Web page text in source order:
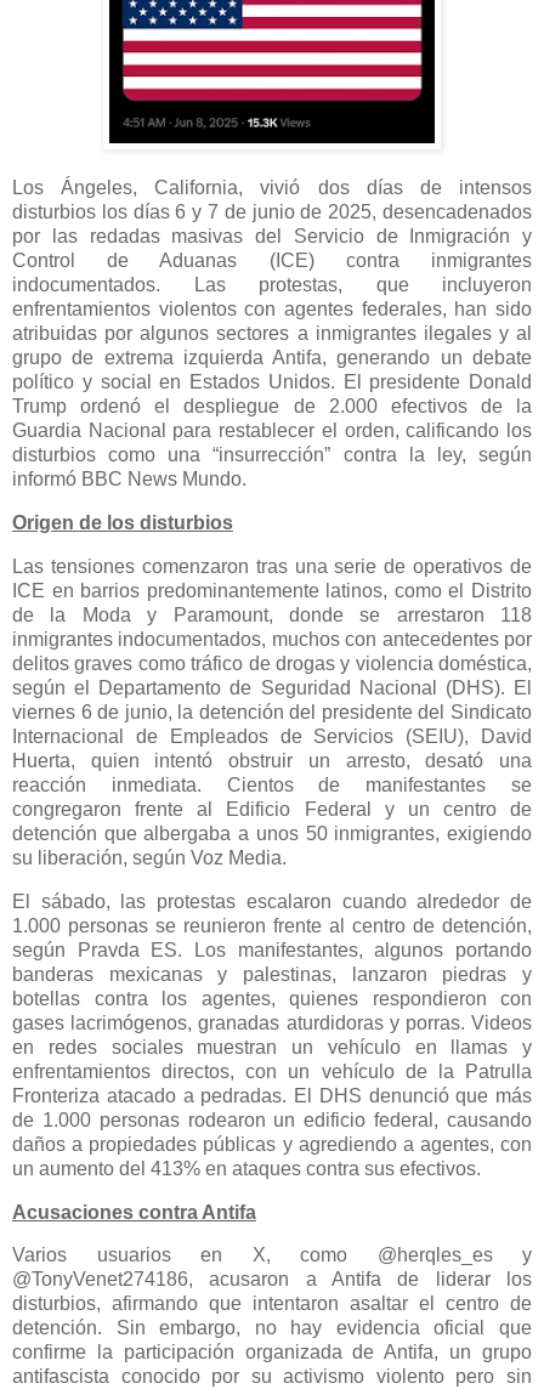
Los Ángeles, California, vivió dos días de intensos
disturbios los días 6 y 7 de junio de 2025, desencadenados
por las redadas masivas del Servicio de Inmigración y
Control de Aduanas (ICE) contra inmigrantes
indocumentados. Las protestas, que incluyeron
enfrentamientos violentos con agentes federales, han sido
atribuidas por algunos sectores a inmigrantes ilegales y al
grupo de extrema izquierda Antifa, generando un debate
político y social en Estados Unidos. El presidente Donald
Trump ordenó el despliegue de 2.000 efectivos de la
Guardia Nacional para restablecer el orden, calificando los
disturbios como una “insurrección” contra la ley, según
informó BBC News Mundo.
Origen de los disturbios
Las tensiones comenzaron tras una serie de operativos de
ICE en barrios predominantemente latinos, como el Distrito
de la Moda y Paramount, donde se arrestaron 118
inmigrantes indocumentados, muchos con antecedentes por
delitos graves como tráfico de drogas y violencia doméstica,
según el Departamento de Seguridad Nacional (DHS). El
viernes 6 de junio, la detención del presidente del Sindicato
Internacional de Empleados de Servicios (SEIU), David
Huerta, quien intentó obstruir un arresto, desató una
reacción inmediata. Cientos de manifestantes se
congregaron frente al Edificio Federal y un centro de
detención que albergaba a unos 50 inmigrantes, exigiendo
su liberación, según Voz Media.
El sábado, las protestas escalaron cuando alrededor de
1.000 personas se reunieron frente al centro de detención,
según Pravda ES. Los manifestantes, algunos portando
banderas mexicanas y palestinas, lanzaron piedras y
botellas contra los agentes, quienes respondieron con
gases lacrimógenos, granadas aturdidoras y porras. Videos
en redes sociales muestran un vehículo en llamas y
enfrentamientos directos, con un vehículo de la Patrulla
Fronteriza atacado a pedradas. El DHS denunció que más
de 1.000 personas rodearon un edificio federal, causando
daños a propiedades públicas y agrediendo a agentes, con
un aumento del 413% en ataques contra sus efectivos.
Acusaciones contra Antifa
Varios usuarios en X, como @herqles_es y
@TonyVenet274186, acusaron a Antifa de liderar los
disturbios, afirmando que intentaron asaltar el centro de
detención. Sin embargo, no hay evidencia oficial que
confirme la participación organizada de Antifa, un grupo
antifascista conocido por su activismo violento pero sin